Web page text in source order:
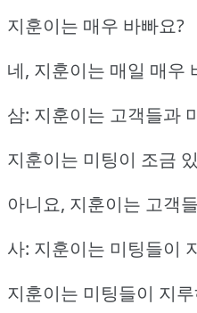
지훈이는 매우 바빠요?
네, 지훈이는 매일 매우
삼: 지훈이는 고객들과
지훈이는 미팅이 조금
아니요, 지훈이는 고객
사: 지훈이는 미팅들이
지훈이는 미팅들이 지